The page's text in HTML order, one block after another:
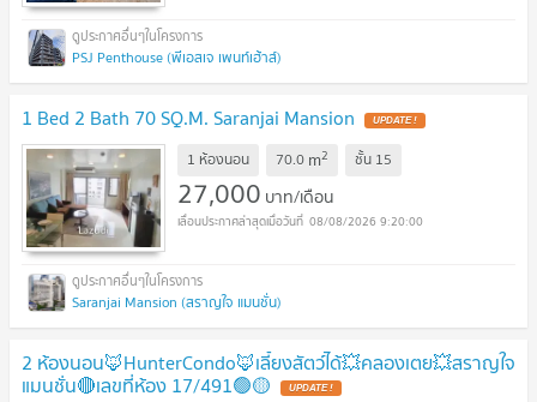
PSJ Penthouse (พีเอสเจ เพนท์เฮ้าส์)
1 Bed 2 Bath 70 SQ.M. Saranjai Mansion
1 ห้องนอน 70.0 m2 ชั้น 15
27,000 บาท/เดือน
08/08/2026 9:20:00
Saranjai Mansion (สราญใจ แมนชั่น)
2 ห้องนอน🦊HunterCondo🦊เลี้ยงสัตว์ได้💥คลองเตย💥สราญใจ
แมนชั่น🔴เลขที่ห้อง 17/491🟢🟡